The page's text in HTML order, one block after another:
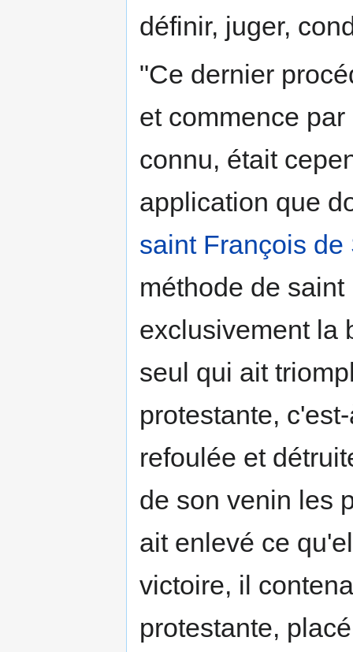
définir, juger,
"Ce dernier
et commence
connu, était
application que
saint François de
méthode de
exclusivement la
seul qui ait
protestante,
refoulée et
de son venin les
ait enlevé ce
victoire, il
protestante,